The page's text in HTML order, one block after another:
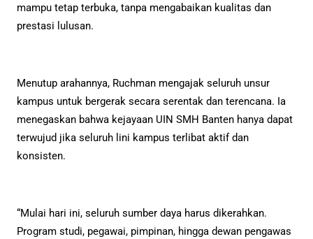
mampu tetap terbuka, tanpa mengabaikan kualitas dan
prestasi lulusan.
Menutup arahannya, Ruchman mengajak seluruh unsur
kampus untuk bergerak secara serentak dan terencana. Ia
menegaskan bahwa kejayaan UIN SMH Banten hanya dapat
terwujud jika seluruh lini kampus terlibat aktif dan
konsisten.
“Mulai hari ini, seluruh sumber daya harus dikerahkan.
Program studi, pegawai, pimpinan, hingga dewan pengawas